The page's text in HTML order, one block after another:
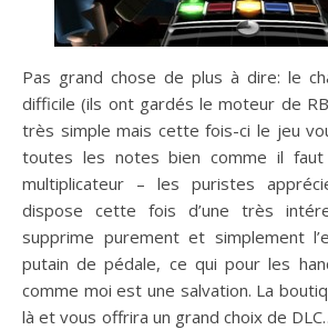
Pas grand chose de plus à dire: le
difficile (ils ont gardés le moteur de
très simple mais cette fois-ci le jeu
toutes les notes bien comme il
multiplicateur – les puristes
dispose cette fois d’une très
supprime purement et simplement
putain de pédale, ce qui pour les
comme moi est une salvation. La
là et vous offrira un grand choix de